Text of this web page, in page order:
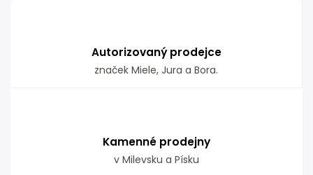
Autorizovaný prodejce
značek Miele, Jura a Bora.
Kamenné prodejny
v Milevsku a Písku